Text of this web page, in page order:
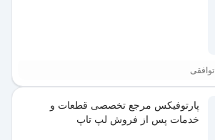
توافقی
پارتوفیکس مرجع تخصصی قطعات و
خدمات پس از فروش لپ تاپ